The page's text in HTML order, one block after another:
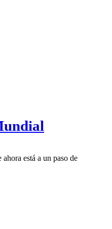
ahora está a un paso de